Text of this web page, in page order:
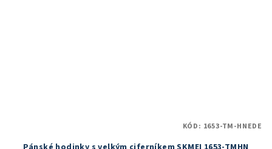
KÓD: 1653-TM-HNEDE